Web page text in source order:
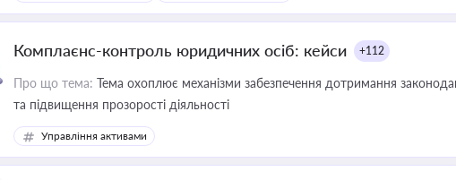
Комплаєнс-контроль юридичних осіб: кейси +112
Про що тема: Тема охоплює механізми забезпечення дотримання
та підвищення прозорості діяльності
Управління активами